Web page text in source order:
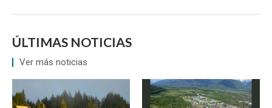
ÚLTIMAS NOTICIAS
Ver más noticias